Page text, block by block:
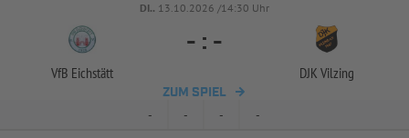
DI.. 13.10.2026 /14:30 Uhr
VfB Eichstätt
- : -
DJK Vilzing
ZUM SPIEL
- - - -